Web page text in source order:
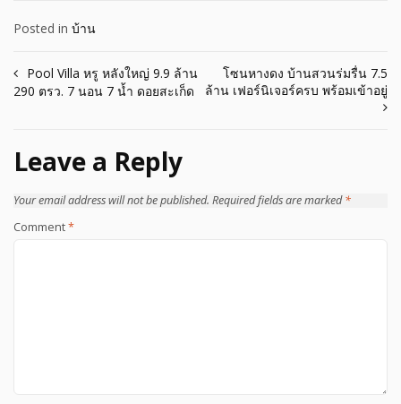
Posted in บ้าน
Post
Pool Villa หรู หลังใหญ่ 9.9 ล้าน
290 ตรว. 7 นอน 7 น้ำ ดอยสะเก็ด
โซนหางดง บ้านสวนร่มรื่น 7.5
ล้าน เฟอร์นิเจอร์ครบ พร้อมเข้าอยู่
Leave a Reply
Your email address will not be published. Required fields are marked*
Comment*